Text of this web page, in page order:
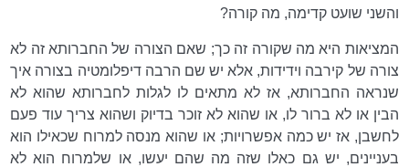
והשני שועט קדימה, מה קורה?
המציאות היא מה שקורה זה כך; שאם הצורה של החברותא זה לא
צורה של קירבה וידידות, אלא יש שם הרבה דיפלומטיה בצורה איך
שנראה החברותא, אז לא מתאים לו לגלות לחברותא שהוא לא
הבין או לא ברור לו, או שהוא לא זוכר בדיוק ושהוא צריך עוד פעם
לחשבן, אז יש כמה אפשרויות; או שהוא מנסה למרוח שכאילו הוא
בעניינים, יש גם כאלו שזה מה שהם יעשו, או שלמרוח הוא לא